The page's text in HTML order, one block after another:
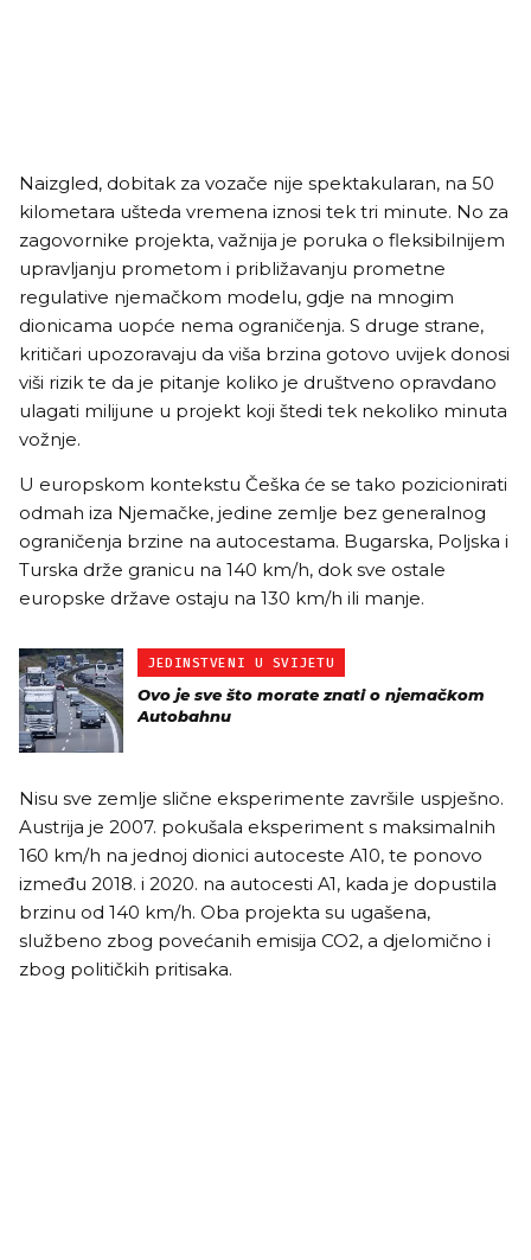
Naizgled, dobitak za vozače nije spektakularan, na 50
kilometara ušteda vremena iznosi tek tri minute. No za
zagovornike projekta, važnija je poruka o fleksibilnijem
upravljanju prometom i približavanju prometne
regulative njemačkom modelu, gdje na mnogim
dionicama uopće nema ograničenja. S druge strane,
kritičari upozoravaju da viša brzina gotovo uvijek donosi
viši rizik te da je pitanje koliko je društveno opravdano
ulagati milijune u projekt koji štedi tek nekoliko minuta
vožnje.
U europskom kontekstu Češka će se tako pozicionirati
odmah iza Njemačke, jedine zemlje bez generalnog
ograničenja brzine na autocestama. Bugarska, Poljska i
Turska drže granicu na 140 km/h, dok sve ostale
europske države ostaju na 130 km/h ili manje.
JEDINSTVENI U SVIJETU
Ovo je sve što morate znati o njemačkom
Autobahnu
Nisu sve zemlje slične eksperimente završile uspješno.
Austrija je 2007. pokušala eksperiment s maksimalnih
160 km/h na jednoj dionici autoceste A10, te ponovo
između 2018. i 2020. na autocesti A1, kada je dopustila
brzinu od 140 km/h. Oba projekta su ugašena,
službeno zbog povećanih emisija CO2, a djelomično i
zbog političkih pritisaka.